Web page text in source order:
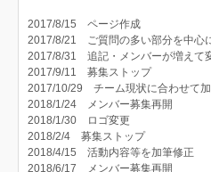
2017/8/15 ページ作成
2017/8/21 ご質問の多い部分を中心
2017/8/31 追記・メンバーが増えて
2017/9/11 募集ストップ
2017/10/29 チーム現状に合わせて
2018/1/24 メンバー募集再開
2018/1/30 ロゴ変更
2018/2/4 募集ストップ
2018/4/15 活動内容等を加筆修正
2018/6/17 メンバー募集再開